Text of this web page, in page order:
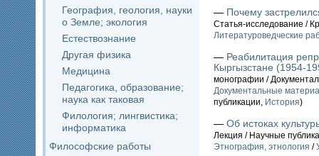
География, геология, науки
о Земле; экология
Естествознание
Другая физика
Медицина
Педагогика, образование;
наука как таковая
Филология; лингвистика;
информатика
Философские работы
— Почему
Статья-исследование /
Литературоведческие
— Реабилитация
Кыргызстане (1954-
монографии /
Документальные
публикации, История)
— Об истоках
Лекция / Научные
Этнография, этнология /